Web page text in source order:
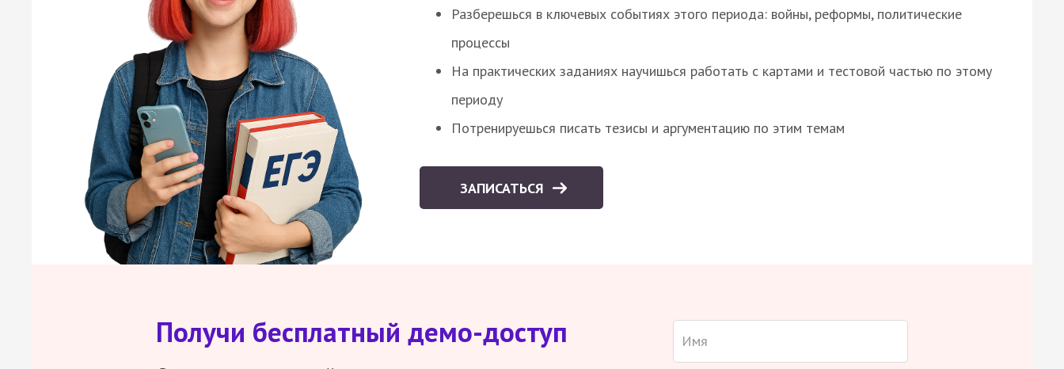
Разберешься в ключевых событиях этого периода: войны, реформы, политические
процессы
На практических заданиях научишься работать с картами и тестовой частью по этому
периоду
Потренируешься писать тезисы и аргументацию по этим темам
ЗАПИСАТЬСЯ
Получи бесплатный демо-доступ